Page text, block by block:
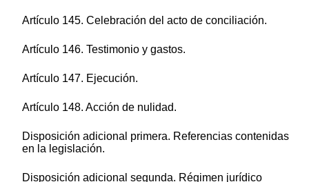
Artículo 145. Celebración del acto de conciliación.
Artículo 146. Testimonio y gastos.
Artículo 147. Ejecución.
Artículo 148. Acción de nulidad.
Disposición adicional primera. Referencias contenidas
en la legislación.
Disposición adicional segunda. Régimen jurídico